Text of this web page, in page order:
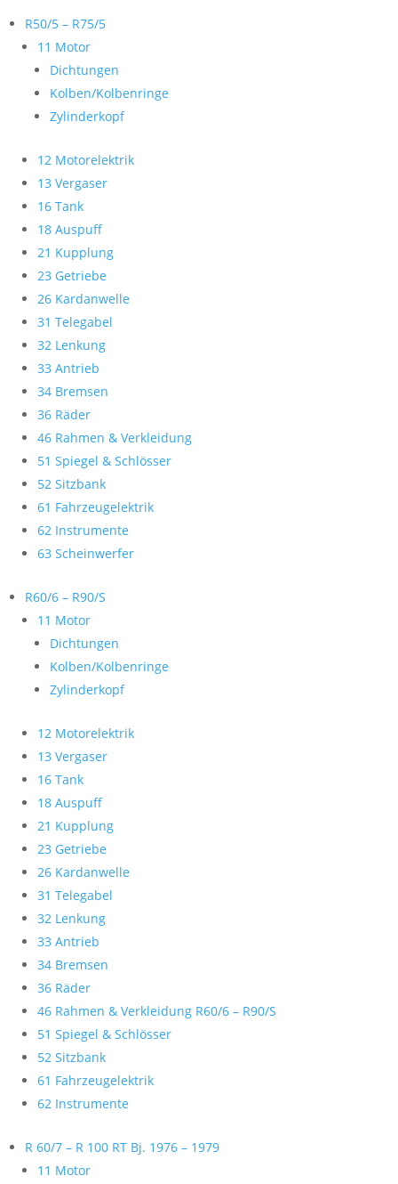
R50/5 – R75/5
11 Motor
Dichtungen
Kolben/Kolbenringe
Zylinderkopf
12 Motorelektrik
13 Vergaser
16 Tank
18 Auspuff
21 Kupplung
23 Getriebe
26 Kardanwelle
31 Telegabel
32 Lenkung
33 Antrieb
34 Bremsen
36 Räder
46 Rahmen & Verkleidung
51 Spiegel & Schlösser
52 Sitzbank
61 Fahrzeugelektrik
62 Instrumente
63 Scheinwerfer
R60/6 – R90/S
11 Motor
Dichtungen
Kolben/Kolbenringe
Zylinderkopf
12 Motorelektrik
13 Vergaser
16 Tank
18 Auspuff
21 Kupplung
23 Getriebe
26 Kardanwelle
31 Telegabel
32 Lenkung
33 Antrieb
34 Bremsen
36 Räder
46 Rahmen & Verkleidung R60/6 – R90/S
51 Spiegel & Schlösser
52 Sitzbank
61 Fahrzeugelektrik
62 Instrumente
R 60/7 – R 100 RT Bj. 1976 – 1979
11 Motor